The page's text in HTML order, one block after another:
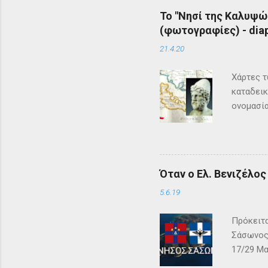
Το "Νησί της
(φωτογραφίες) -
21.4.20
Χάρτες
Όμηρος
Όταν ο Ελ.
5.6.19
17/29